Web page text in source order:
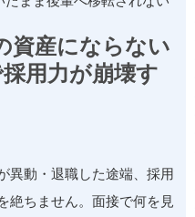
産にならない
用力が崩壊す
異動・退職した途端、採用
絶ちません。面接で何を見